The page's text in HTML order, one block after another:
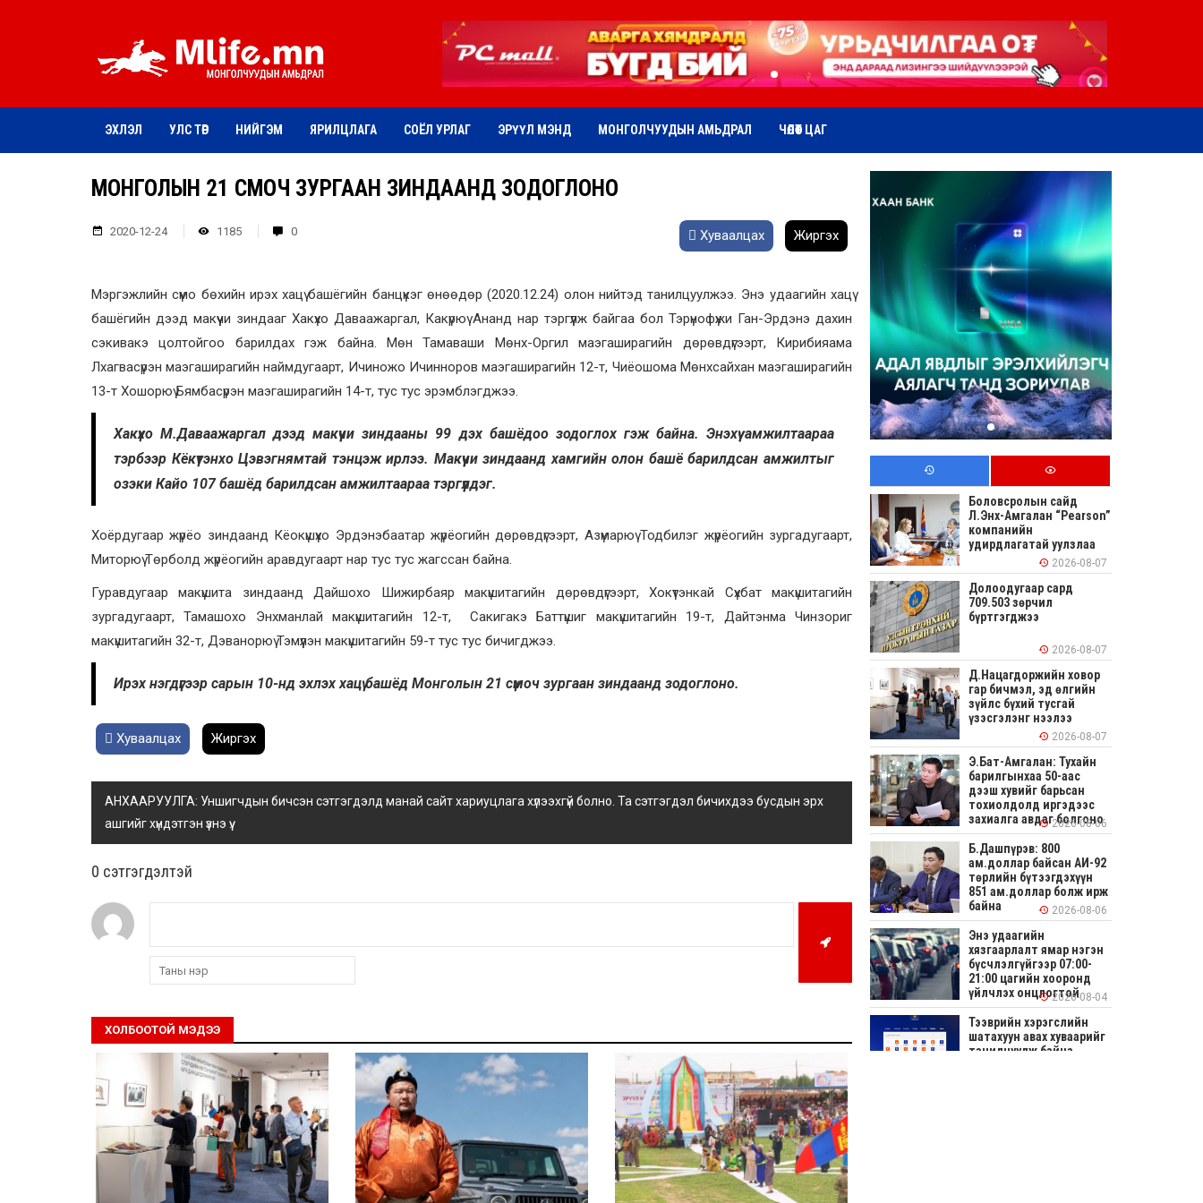
ЭХЛЭЛ УЛС ТӨР НИЙГЭМ ЯРИЛЦЛАГА СОЁЛ УРЛАГ ЭРҮҮЛ МЭНД МОНГОЛЧУУДЫН АМЬДРАЛ ЧӨЛӨӨТ ЦАГ
МОНГОЛЫН 21 СҮМОЧ ЗУРГААН ЗИНДААНД ЗОДОГЛОНО
2020-12-24 1185 0 Хуваалцах Жиргэх
Мэргэжлийн сүмо бөхийн ирэх хацү башёгийн банцүкэг өнөөдөр (2020.12.24) олон нийтэд танилцуулжээ. Энэ удаагийн хацү
башёгийн дээд макүүчи зиндааг Хакүхо Даваажаргал, Какүрюү Ананд нар тэргүүлж байгаа бол Тэрүнофүжи Ган-Эрдэнэ дахин
сэкивакэ цолтойгоо барилдах гэж байна. Мөн Тамаваши Мөнх-Оргил маэгаширагийн дөрөвдүгээрт, Кирибияама
Лхагвасүрэн маэгаширагийн наймдугаарт, Ичиножо Ичинноров маэгаширагийн 12-т, Чиёошома Мөнхсайхан маэгаширагийн
13-т Хошорюү Бямбасүрэн маэгаширагийн 14-т, тус тус эрэмблэгджээ.
Хакүхо М.Даваажаргал дээд макүүчи зиндааны 99 дэх башёдоо зодоглох гэж байна. Энэхүү амжилтаараа
тэрбээр Кёкүтэнхо Цэвэгнямтай тэнцэж ирлээ. Макүүчи зиндаанд хамгийн олон башё барилдсан амжилтыг
озэки Кайо 107 башёд барилдсан амжилтаараа тэргүүлдэг.
Хоёрдугаар жүрёо зиндаанд Кёокүшүхо Эрдэнэбаатар жүрёогийн дөрөвдүгээрт, Азүмарюү Тодбилэг жүрёогийн зургадугаарт,
Миторюү Төрболд жүрёогийн аравдугаарт нар тус тус жагссан байна.
Гуравдугаар макүшита зиндаанд Дайшохо Шижирбаяр макүшитагийн дөрөвдүгээрт, Хокүтэнкай Сүхбат макүшитагийн
зургадугаарт, Тамашохо Энхманлай макүшитагийн 12-т, Сакигакэ Баттүшиг макүшитагийн 19-т, Дайтэнма Чинзориг
макүшитагийн 32-т, Дэванорюү Тэмүүлэн макүшитагийн 59-т тус тус бичигджээ.
Ирэх нэгдүгээр сарын 10-нд эхлэх хацү башёд Монголын 21 сүмоч зургаан зиндаанд зодоглоно.
Хуваалцах Жиргэх
АНХААРУУЛГА: Уншигчдын бичсэн сэтгэгдэлд манай сайт хариуцлага хүлээхгүй болно. Та сэтгэгдэл бичихдээ бусдын эрх
ашгийг хүндэтгэн үзнэ үү.
0 cэтгэгдэлтэй
ХОЛБООТОЙ МЭДЭЭ
Боловсролын сайд
Л.Энх-Амгалан “Pearson”
компанийн
удирдлагатай уулзлаа
2026-08-07
Долоодугаар сард
709.503 зөрчил
бүртгэгджээ
2026-08-07
Д.Нацагдоржийн ховор
гар бичмэл, эд өлгийн
зүйлс бүхий тусгай
үзэсгэлэнг нээлээ
2026-08-07
Э.Бат-Амгалан: Тухайн
барилгынхаа 50-аас
дээш хувийг барьсан
тохиолдолд иргэдээс
захиалга авдаг болгоно
2026-08-06
Б.Дашпүрэв: 800
ам.доллар байсан АИ-92
төрлийн бүтээгдэхүүн
851 ам.доллар болж ирж
байна
2026-08-06
Энэ удаагийн
хязгаарлалт ямар нэгэн
бүсчлэлгүйгээр 07:00-
21:00 цагийн хооронд
үйлчлэх онцлогтой2026-08-04
Тээврийн хэрэгслийн
шатахуун авах хуваарийг
танилцуулж байна